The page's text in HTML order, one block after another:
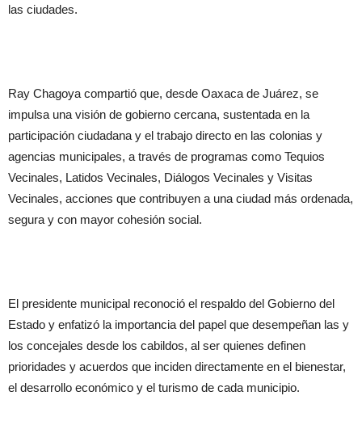
las ciudades.
Ray Chagoya compartió que, desde Oaxaca de Juárez, se
impulsa una visión de gobierno cercana, sustentada en la
participación ciudadana y el trabajo directo en las colonias y
agencias municipales, a través de programas como Tequios
Vecinales, Latidos Vecinales, Diálogos Vecinales y Visitas
Vecinales, acciones que contribuyen a una ciudad más ordenada,
segura y con mayor cohesión social.
El presidente municipal reconoció el respaldo del Gobierno del
Estado y enfatizó la importancia del papel que desempeñan las y
los concejales desde los cabildos, al ser quienes definen
prioridades y acuerdos que inciden directamente en el bienestar,
el desarrollo económico y el turismo de cada municipio.